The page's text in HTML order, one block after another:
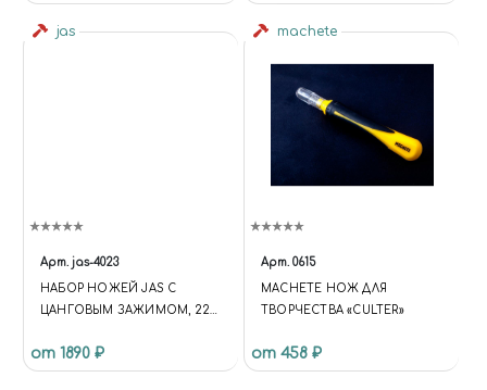
jas
Арт. jas-4023
НАБОР НОЖЕЙ JAS С
ЦАНГОВЫМ ЗАЖИМОМ, 22
от 1890 ₽
machete
Арт. 0615
MACHETE НОЖ ДЛЯ
ТВОРЧЕСТВА «CULTER»
от 458 ₽